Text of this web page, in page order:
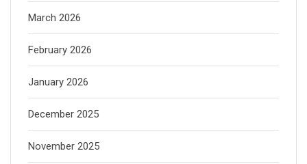
March 2026
February 2026
January 2026
December 2025
November 2025